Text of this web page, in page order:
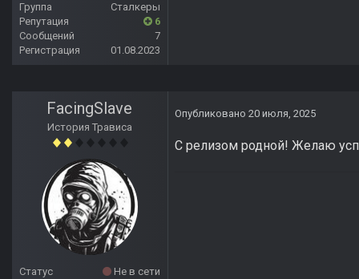
Группа
Сталкеры
Репутация
6
Сообщений
7
Регистрация
01.08.2023
FacingSlave
История Трависа
Статус
Не в сети
Опубликовано 20 июля, 2025
С релизом родной! Желаю